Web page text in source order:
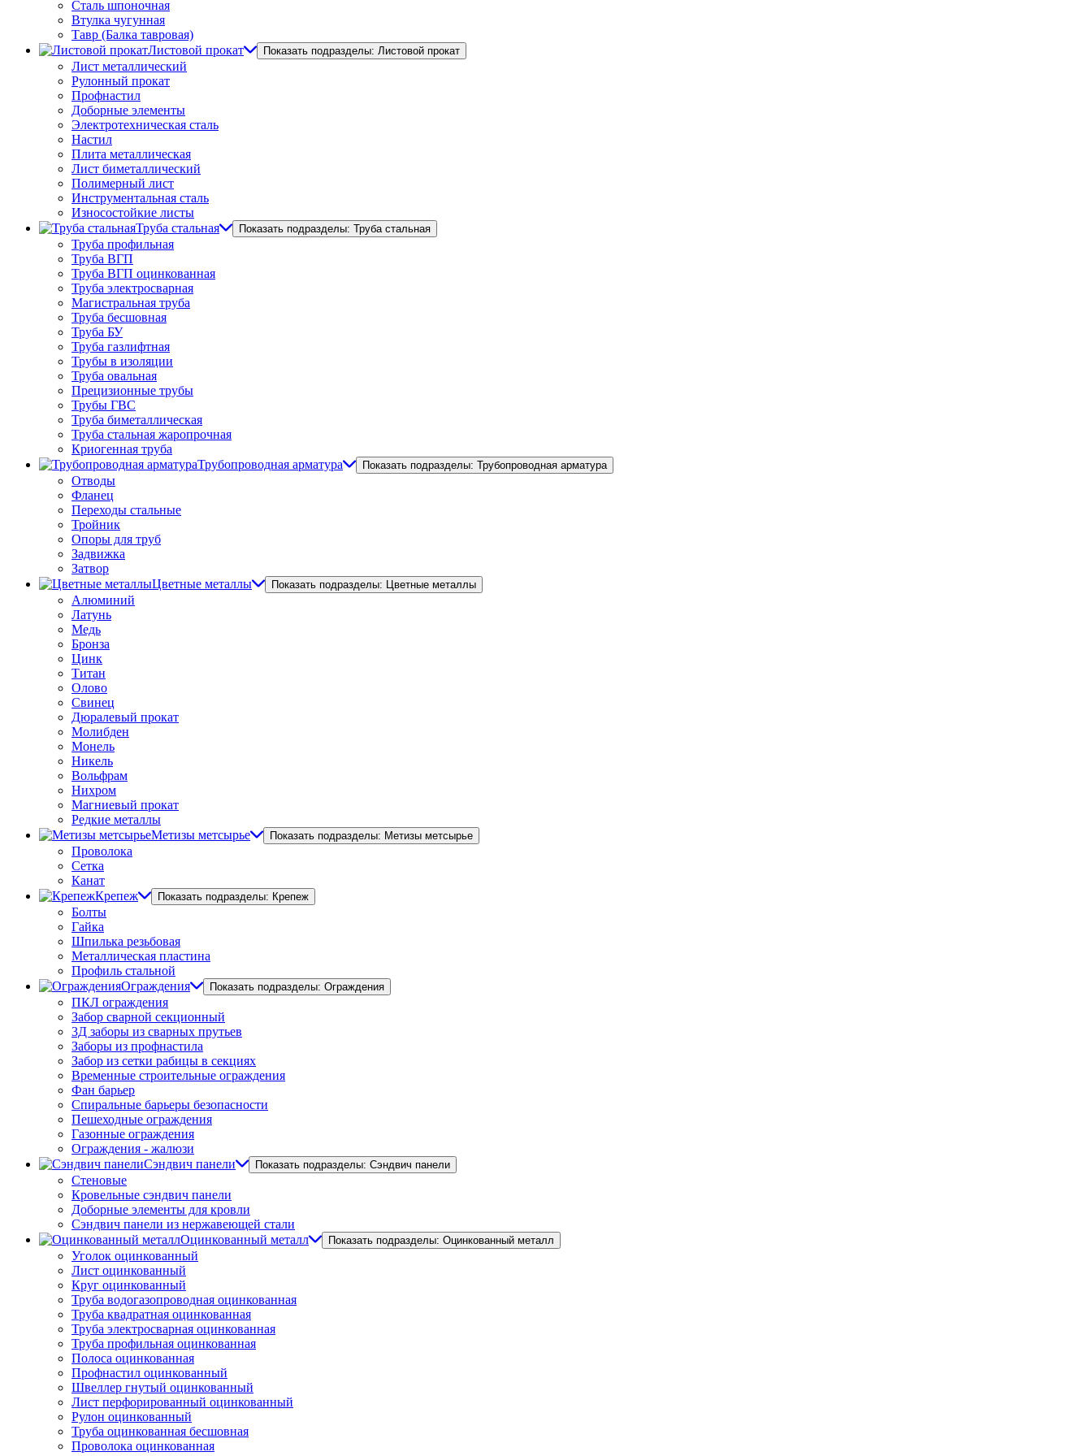
Сталь шпоночная
Втулка чугунная
Тавр (Балка тавровая)
Листовой прокат
Показать подразделы: Листовой прокат
Лист металлический
Рулонный прокат
Профнастил
Доборные элементы
Электротехническая сталь
Настил
Плита металлическая
Лист биметаллический
Полимерный лист
Инструментальная сталь
Износостойкие листы
Труба стальная
Показать подразделы: Труба стальная
Труба профильная
Труба ВГП
Труба ВГП оцинкованная
Труба электросварная
Магистральная труба
Труба бесшовная
Труба БУ
Труба газлифтная
Трубы в изоляции
Труба овальная
Прецизионные трубы
Трубы ГВС
Труба биметаллическая
Труба стальная жаропрочная
Криогенная труба
Трубопроводная арматура
Показать подразделы: Трубопроводная арматура
Отводы
Фланец
Переходы стальные
Тройник
Опоры для труб
Задвижка
Затвор
Цветные металлы
Показать подразделы: Цветные металлы
Алюминий
Латунь
Медь
Бронза
Цинк
Титан
Олово
Свинец
Дюралевый прокат
Молибден
Монель
Никель
Вольфрам
Нихром
Магниевый прокат
Редкие металлы
Метизы метсырье
Показать подразделы: Метизы метсырье
Проволока
Сетка
Канат
Крепеж
Показать подразделы: Крепеж
Болты
Гайка
Шпилька резьбовая
Металлическая пластина
Профиль стальной
Ограждения
Показать подразделы: Ограждения
ПКЛ ограждения
Забор сварной секционный
3Д заборы из сварных прутьев
Заборы из профнастила
Забор из сетки рабицы в секциях
Временные строительные ограждения
Фан барьер
Спиральные барьеры безопасности
Пешеходные ограждения
Газонные ограждения
Ограждения - жалюзи
Сэндвич панели
Показать подразделы: Сэндвич панели
Стеновые
Кровельные сэндвич панели
Доборные элементы для кровли
Сэндвич панели из нержавеющей стали
Оцинкованный металл
Показать подразделы: Оцинкованный металл
Уголок оцинкованный
Лист оцинкованный
Круг оцинкованный
Труба водогазопроводная оцинкованная
Труба квадратная оцинкованная
Труба электросварная оцинкованная
Труба профильная оцинкованная
Полоса оцинкованная
Профнастил оцинкованный
Швеллер гнутый оцинкованный
Лист перфорированный оцинкованный
Рулон оцинкованный
Труба оцинкованная бесшовная
Проволока оцинкованная